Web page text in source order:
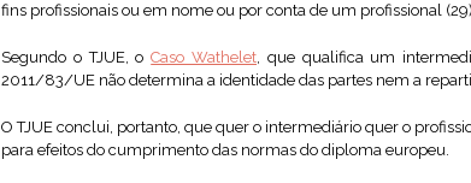
fins profissionais ou em nome ou por conta de um profissional
Segundo o TJUE, oCaso Wathelet, que qualifica um
2011/83/UE não determina a identidade das partes nem a
O TJUE conclui, portanto, que quer o intermediário quer o
para efeitos do cumprimento das normas do diploma europeu.